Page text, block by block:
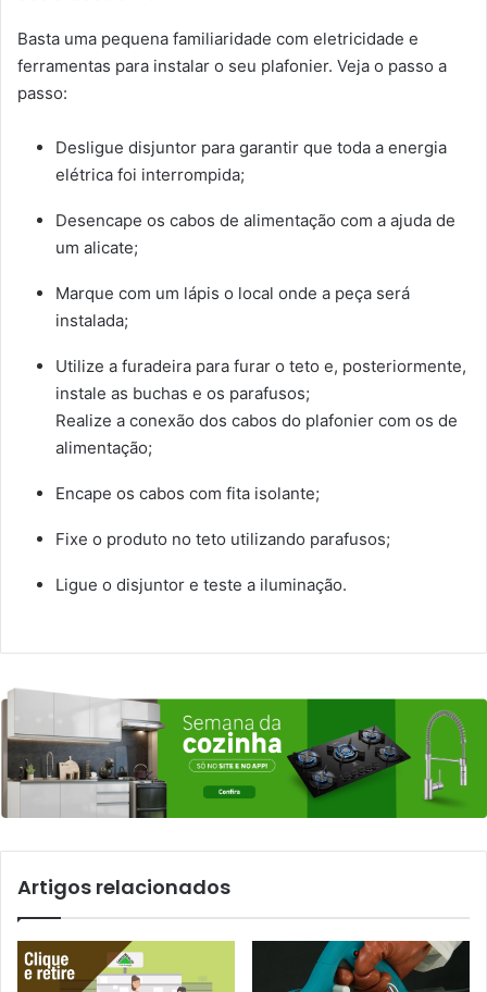
Basta uma pequena familiaridade com eletricidade e
ferramentas para instalar o seu plafonier. Veja o passo a
passo:
Desligue disjuntor para garantir que toda a energia
elétrica foi interrompida;
Desencape os cabos de alimentação com a ajuda de
um alicate;
Marque com um lápis o local onde a peça será
instalada;
Utilize a furadeira para furar o teto e, posteriormente,
instale as buchas e os parafusos;
Realize a conexão dos cabos do plafonier com os de
alimentação;
Encape os cabos com fita isolante;
Fixe o produto no teto utilizando parafusos;
Ligue o disjuntor e teste a iluminação.
Artigos relacionados